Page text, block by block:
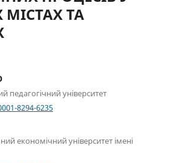
ТА
педагогічний університет
8294-6235
економічний університет імені